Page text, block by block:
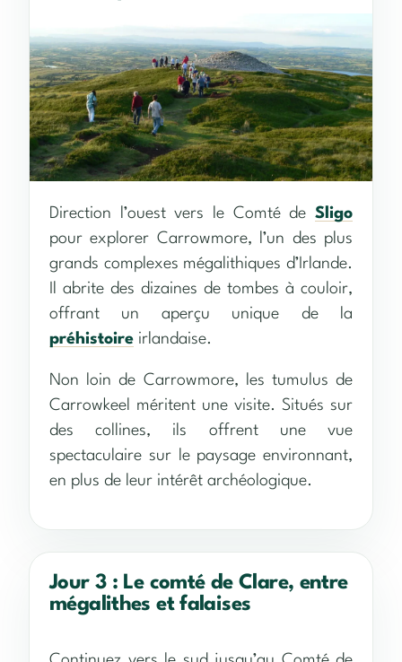
Direction l’ouest vers le Comté de Sligo
pour explorer Carrowmore, l’un des plus
grands complexes mégalithiques d’Irlande.
Il abrite des dizaines de tombes à couloir,
offrant un aperçu unique de la
préhistoire irlandaise.
Non loin de Carrowmore, les tumulus de
Carrowkeel méritent une visite. Situés sur
des collines, ils offrent une vue
spectaculaire sur le paysage environnant,
en plus de leur intérêt archéologique.
Jour 3 : Le comté de Clare, entre
mégalithes et falaises